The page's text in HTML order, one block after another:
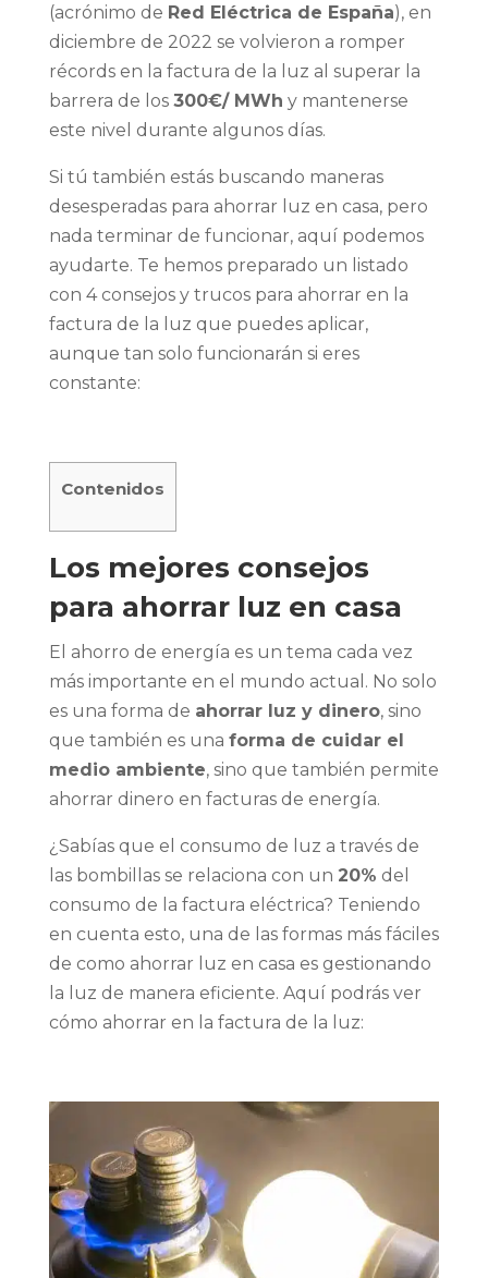
(acrónimo de Red Eléctrica de España), en
diciembre de 2022 se volvieron a romper
récords en la factura de la luz al superar la
barrera de los 300€/ MWh y mantenerse
este nivel durante algunos días.
Si tú también estás buscando maneras
desesperadas para ahorrar luz en casa, pero
nada terminar de funcionar, aquí podemos
ayudarte. Te hemos preparado un listado
con 4 consejos y trucos para ahorrar en la
factura de la luz que puedes aplicar,
aunque tan solo funcionarán si eres
constante:
Contenidos
Los mejores consejos
para ahorrar luz en casa
El ahorro de energía es un tema cada vez
más importante en el mundo actual. No solo
es una forma de ahorrar luz y dinero, sino
que también es una forma de cuidar el
medio ambiente, sino que también permite
ahorrar dinero en facturas de energía.
¿Sabías que el consumo de luz a través de
las bombillas se relaciona con un 20% del
consumo de la factura eléctrica? Teniendo
en cuenta esto, una de las formas más fáciles
de como ahorrar luz en casa es gestionando
la luz de manera eficiente. Aquí podrás ver
cómo ahorrar en la factura de la luz: